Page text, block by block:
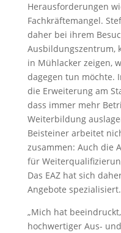
Herausforderungen
Fachkräftemangel.
daher bei ihrem
Ausbildungszentrum,
in Mühlacker zeigen,
dagegen tun möchte.
die Erweiterung am
dass immer mehr
Weiterbildung
Beisteiner arbeitet
zusammen: Auch die
für
Das EAZ hat sich
Angebote spezialisiert.
„Mich hat
hochwertiger Aus-